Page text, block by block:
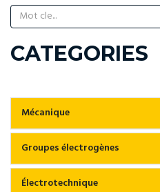
CATEGORIES
Mécanique
Groupes électrogènes
Électrotechnique